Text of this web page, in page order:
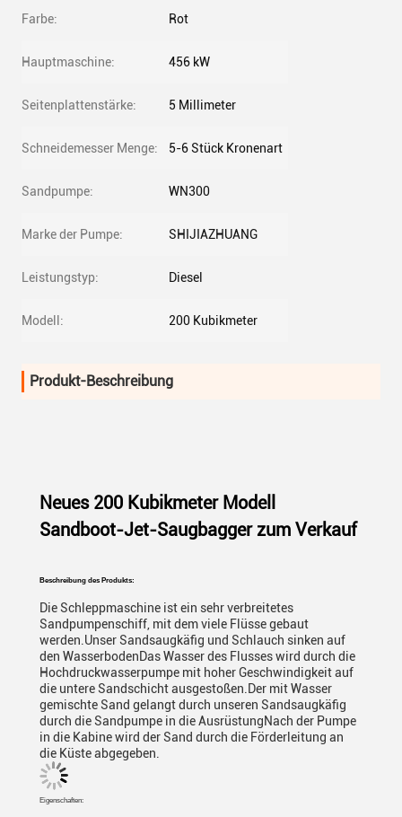
Farbe: Rot
Hauptmaschine: 456 kW
Seitenplattenstärke: 5 Millimeter
Schneidemesser Menge: 5-6 Stück Kronenart
Sandpumpe: WN300
Marke der Pumpe: SHIJIAZHUANG
Leistungstyp: Diesel
Modell: 200 Kubikmeter
Produkt-Beschreibung
Neues 200 Kubikmeter Modell
Sandboot-Jet-Saugbagger zum Verkauf
Beschreibung des Produkts:
Die Schleppmaschine ist ein sehr verbreitetes
Sandpumpenschiff, mit dem viele Flüsse gebaut
werden.Unser Sandsaugkäfig und Schlauch sinken auf
den WasserbodenDas Wasser des Flusses wird durch die
Hochdruckwasserpumpe mit hoher Geschwindigkeit auf
die untere Sandschicht ausgestoßen.Der mit Wasser
gemischte Sand gelangt durch unseren Sandsaugkäfig
durch die Sandpumpe in die AusrüstungNach der Pumpe
in die Kabine wird der Sand durch die Förderleitung an
die Küste abgegeben.
Eigenschaften: